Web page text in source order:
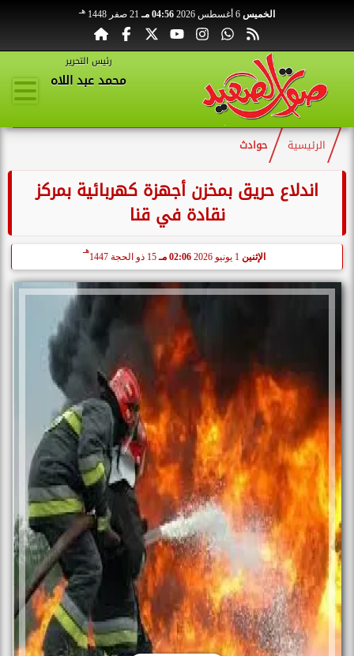
الخميس 04:56 مـ 21 صفر 1448 هـ
رئيس التحرير
محمد عبد اللاه
الرئيسية حوادث
اندلاع حريق بمخزن أجهزة كهربائية بمركز
نقادة في قنا
الإثنين 02:06 مـ 15 ذو الحجة 1447
هـ